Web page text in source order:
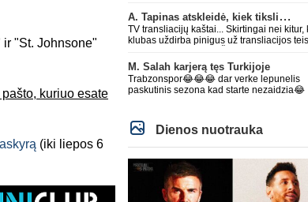
"St. Johnsone"
kuriuo esate
(iki liepos 6
A. Tapinas atskleidė, kiek tiksliai „Žalgiris“ jau uždirbo iš UEFA premijų
TV transliacijų kaštai... Skirtingai nei kitur,
klubas uždirba pinigus už transliacijos
M. Salah karjerą tęs Turkijoje
Trabzonspor😂😂😂 dar verke lepunelis
paskutinis sezona kad starte nezaidzia😂
Dienos nuotrauka